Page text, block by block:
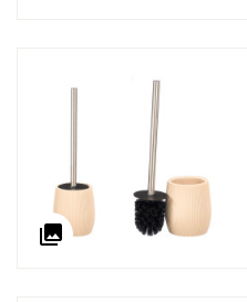
collections